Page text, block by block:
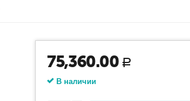
75,360.00 Р
В наличии